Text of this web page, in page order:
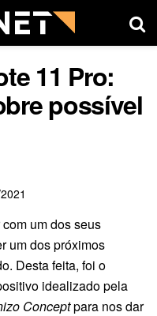
11 Pro:
possível
um dos seus
um dos próximos
Desta feita, foi o
idealizado pela
Conceptpara nos dar